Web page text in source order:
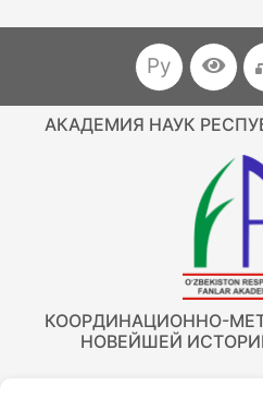
Ру
АКАДЕМИЯ НАУК
КООРДИНАЦИОННО-
НОВЕЙШЕЙ